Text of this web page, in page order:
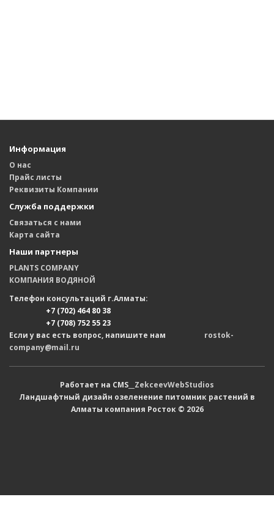
Информация
О нас
Прайс листы
Реквизиты Компании
Служба поддержки
Связаться с нами
Карта сайта
Наши партнеры
PLANTS COMPANY
КОМПАНИЯ ВОДЯНОЙ
Телефон консультаций г.Алматы:
+7 (702) 464 80 38
+7 (708) 752 55 23
Если у вас есть вопрос, напишите нам rostok-
company@mail.ru
Работает на CMS__ ZekceevWebStudios
Ландшафтный дизайн озеленение питомник растений в
Алматы компания Росток © 2026